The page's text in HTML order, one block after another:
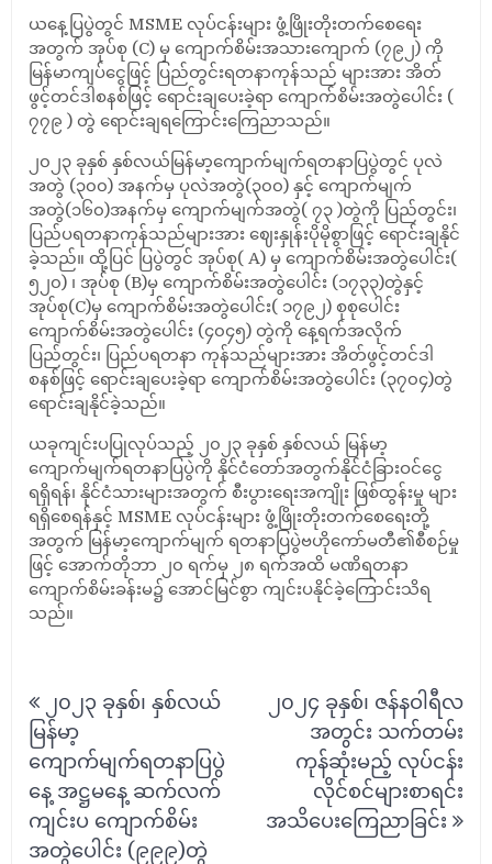
ယနေ့ပြပွဲတွင် MSME လုပ်ငန်းများ ဖွံ့ဖြိုးတိုးတက်စေရေး
အတွက် အုပ်စု (C) မှ ကျောက်စိမ်းအသားကျောက် (၇၉၂) ကို
မြန်မာကျပ်ငွေဖြင့် ပြည်တွင်းရတနာကုန်သည် များအား အိတ်
ဖွင့်တင်ဒါစနစ်ဖြင့် ရောင်းချပေးခဲ့ရာ ကျောက်စိမ်းအတွဲပေါင်း (
၇၇၉ ) တွဲ ရောင်းချရကြောင်းကြေညာသည်။
၂၀၂၃ ခုနှစ် နှစ်လယ်မြန်မာ့ကျောက်မျက်ရတနာပြပွဲတွင် ပုလဲ
အတွဲ (၃၀၀) အနက်မှ ပုလဲအတွဲ(၃၀၀) နှင့် ကျောက်မျက်
အတွဲ(၁၆၀)အနက်မှ ကျောက်မျက်အတွဲ( ၇၃ )တွဲကို ပြည်တွင်း၊
ပြည်ပရတနာကုန်သည်များအား ဈေးနှုန်းပိုမိုစွာဖြင့် ရောင်းချနိုင်
ခဲ့သည်။ ထို့ပြင် ပြပွဲတွင် အုပ်စု( A) မှ ကျောက်စိမ်းအတွဲပေါင်း(
၅၂၀) ၊ အုပ်စု (B)မှ ကျောက်စိမ်းအတွဲပေါင်း (၁၇၃၃)တွဲနှင့်
အုပ်စု(C)မှ ကျောက်စိမ်းအတွဲပေါင်း( ၁၇၉၂) စုစုပေါင်း
ကျောက်စိမ်းအတွဲပေါင်း (၄၀၄၅) တွဲကို နေ့ရက်အလိုက်
ပြည်တွင်း၊ ပြည်ပရတနာ ကုန်သည်များအား အိတ်ဖွင့်တင်ဒါ
စနစ်ဖြင့် ရောင်းချပေးခဲ့ရာ ကျောက်စိမ်းအတွဲပေါင်း (၃၇၀၄)တွဲ
ရောင်းချနိုင်ခဲ့သည်။
ယခုကျင်းပပြုလုပ်သည့် ၂၀၂၃ ခုနှစ် နှစ်လယ် မြန်မာ့
ကျောက်မျက်ရတနာပြပွဲကို နိုင်ငံတော်အတွက်နိုင်ငံခြားဝင်ငွေ
ရရှိရန်၊ နိုင်ငံသားများအတွက် စီးပွားရေးအကျိုး ဖြစ်ထွန်းမှု များ
ရရှိစေရန်နှင့် MSME လုပ်ငန်းများ ဖွံ့ဖြိုးတိုးတက်စေရေးတို့
အတွက် မြန်မာ့ကျောက်မျက် ရတနာပြပွဲဗဟိုကော်မတီ၏စီစဉ်မှု
ဖြင့် အောက်တိုဘာ ၂၀ ရက်မှ ၂၈ ရက်အထိ မဏိရတနာ
ကျောက်စိမ်းခန်းမ၌ အောင်မြင်စွာ ကျင်းပနိုင်ခဲ့ကြောင်းသိရ
သည်။
navigation
၂၀၂၃ ခုနှစ်၊ နှစ်လယ်
မြန်မာ့
ကျောက်မျက်ရတနာပြပွဲ
နေ့ အဋ္ဌမနေ့ ဆက်လက်
ကျင်းပ ကျောက်စိမ်း
အတွဲပေါင်း (၉၉၉)တွဲ
၂၀၂၄ ခုနှစ်၊ ဇန်နဝါရီလ
အတွင်း သက်တမ်း
ကုန်ဆုံးမည့် လုပ်ငန်း
လိုင်စင်များစာရင်း
အသိပေးကြေညာခြင်း